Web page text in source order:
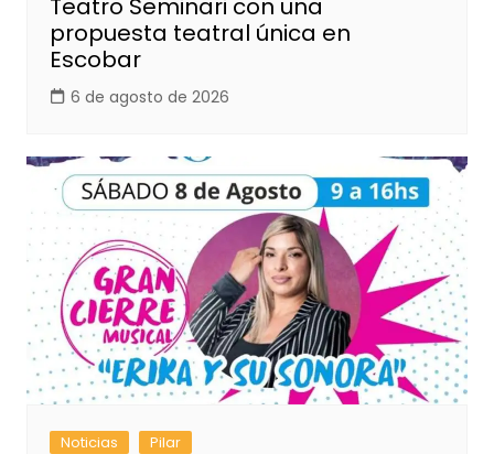
Teatro Seminari con una
propuesta teatral única en
Escobar
6 de agosto de 2026
Noticias Pilar